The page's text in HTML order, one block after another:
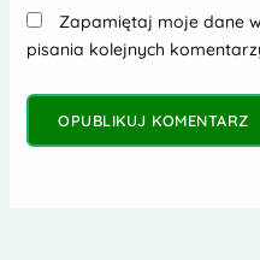
Zapamiętaj moje dane
pisania kolejnych